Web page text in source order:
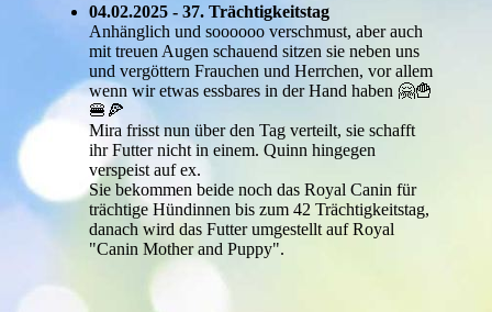
04.02.2025 - 37. Trächtigkeitstag
Anhänglich und soooooo verschmust, aber auch
mit treuen Augen schauend sitzen sie neben uns
und vergöttern Frauchen und Herrchen, vor allem
wenn wir etwas essbares in der Hand haben 🤗🍟
🍔🍕
Mira frisst nun über den Tag verteilt, sie schafft
ihr Futter nicht in einem. Quinn hingegen
verspeist auf ex.
Sie bekommen beide noch das Royal Canin für
trächtige Hündinnen bis zum 42 Trächtigkeitstag,
danach wird das Futter umgestellt auf Royal
"Canin Mother and Puppy".